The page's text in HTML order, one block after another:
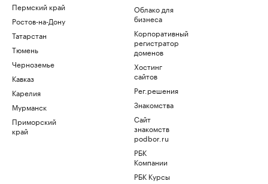
Пермский край
Ростов-на-Дону
Татарстан
Тюмень
Черноземье
Кавказ
Карелия
Мурманск
Приморский
край
Облако для
бизнеса
Корпоративный
регистратор
доменов
Хостинг
сайтов
Рег.решения
Знакомства
Сайт
знакомств
podbor.ru
РБК
Компании
РБК Курсы